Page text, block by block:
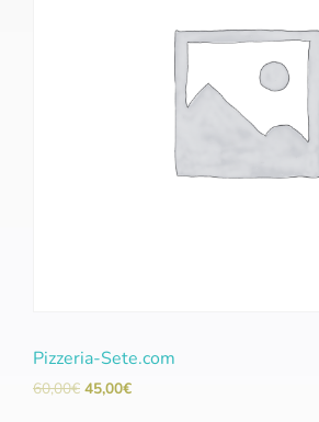
Pizzeria-Sete.com
60,00€ 45,00€